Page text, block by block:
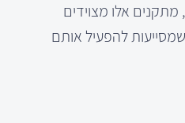
מתקנים אלו מצוידים
להפעיל אותם